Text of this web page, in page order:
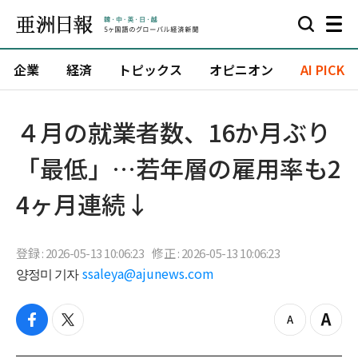
企業 経済 トピックス オピニオン AI PICK
４月の就業者数、16か月ぶり
「最低」…若年層の雇用率も2
4ヶ月連続↓
登録 : 2026-05-13 10:06:23 修正 : 2026-05-13 10:06:23
양정미 기자 ssaleya@ajunews.com
f
t
z
Z